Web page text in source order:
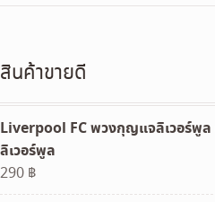
สินค้าขายดี
Liverpool FC พวงกุญแจลิเวอร์พูล
ลิเวอร์พูล
290 ฿